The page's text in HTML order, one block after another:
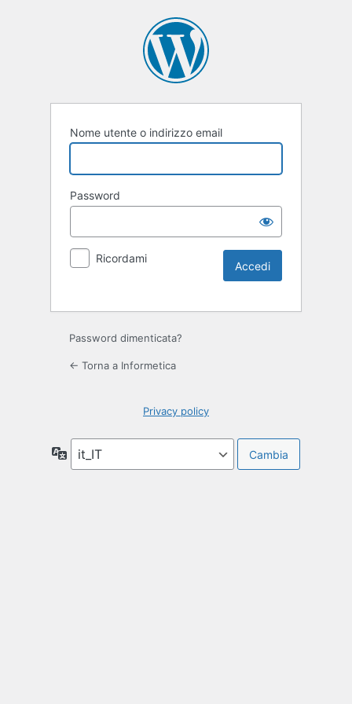
Nome utente o indirizzo email
Password
Ricordami
Password dimenticata?
← Torna a Informetica
Privacy policy
Lingua